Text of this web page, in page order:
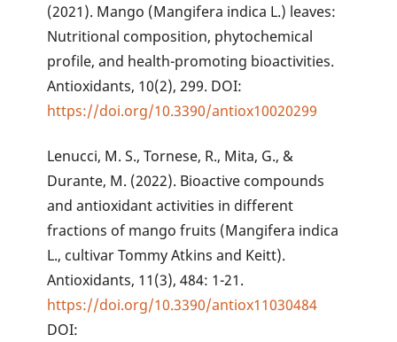
(2021). Mango (Mangifera indica L.) leaves:
Nutritional composition, phytochemical
profile, and health-promoting bioactivities.
Antioxidants, 10(2), 299. DOI:
https://doi.org/10.3390/antiox10020299
Lenucci, M. S., Tornese, R., Mita, G., &
Durante, M. (2022). Bioactive compounds
and antioxidant activities in different
fractions of mango fruits (Mangifera indica
L., cultivar Tommy Atkins and Keitt).
Antioxidants, 11(3), 484: 1-21.
https://doi.org/10.3390/antiox11030484
DOI: